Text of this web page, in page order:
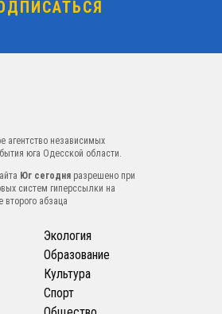
агентство независимых
юга Одесской области.
Юг сегодня разрешено при
систем гиперссылки на
абзаца
Экология
Образование
Культура
Спорт